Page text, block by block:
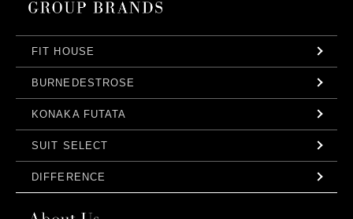
FIT HOUSE
BURNEDESTROSE
KONAKA FUTATA
SUIT SELECT
DIFFERENCE